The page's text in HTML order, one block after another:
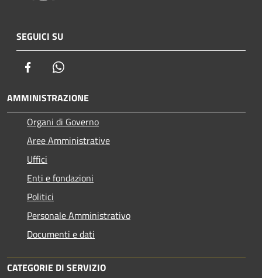
SEGUICI SU
Facebook
AMMINISTRAZIONE
Organi di Governo
Aree Amministrative
Uffici
Enti e fondazioni
Politici
Personale Amministrativo
Documenti e dati
CATEGORIE DI SERVIZIO